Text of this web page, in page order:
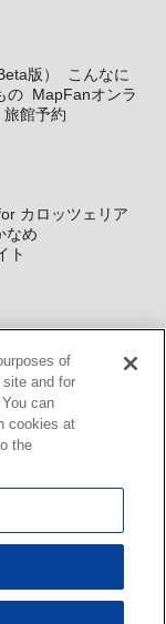
版）
こんなに
の MapFanオンラ
館予約
カロッツェリア
なめ
ト
・システム向け地
DB 住所確認
of
and for
can
cookies at
the